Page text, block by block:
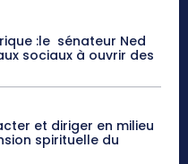
:le sénateur Ned
sociaux à ouvrir des
et diriger en milieu
spirituelle du